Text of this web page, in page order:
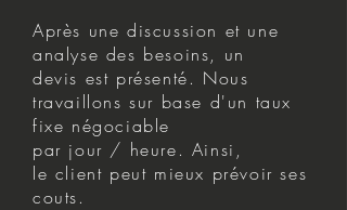
Après une discussion et une
analyse des besoins, un
devis est présenté. Nous
travaillons sur base d'un taux
fixe négociable
par jour / heure. Ainsi,
le client peut mieux prévoir ses
couts.